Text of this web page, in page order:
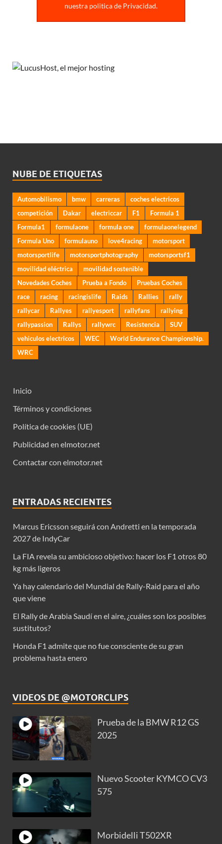
nuestra politica de Privacidad.
NUBE DE ETIQUETAS
Automobilismo bmw carreras
coches electricos
competición
Dakar electriccar F1
Formula 1
Formula1
formulaone formula one
formulaonelegend
Formula Uno
formulauno love4racing
motorsport
motorsportlife
motorsportphotography
motorsportsf1
movilidad eléctrica
movilidad sostenible
Novedades Coches
Prueba a Fondo
Pruebas Coches
race
racing racingislife Raids Rallies
rally
rallycar
Rallyes rallyesport rallyfans
rallying
rallypassion
Rallys rallywrc Resistencia
SUV
vehiculos electricos
WEC
World Endurance Championship.
WRC
Inicio
Términos y condiciones
Política de cookies (UE)
Publicidad en elmotor.net
Contactar con elmotor.net
ENTRADAS RECIENTES
Marcus Ericsson seguirá con Andretti en la temporada
2027 de IndyCar
La FIA revela su ambicioso objetivo: hacer los F1 otros 80
kg más ligeros
Ya hay calendario del Mundial de Rally-Raid para el año
que viene
El Rally de Arabia Saudí en el aire, ¿cuáles son los posibles
sustitutos?
Honda F1 admite que no fue consciente de su gran
problema hasta enero
VIDEOS DE @MOTORCLIPS
Prueba de la BMW R12 GS
2025
Nuevo Scooter KYMCO CV3
575
Morbidelli T502XR